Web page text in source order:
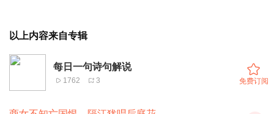
以上内容来自专辑
每日一句诗句解说
1762 3 免费订阅